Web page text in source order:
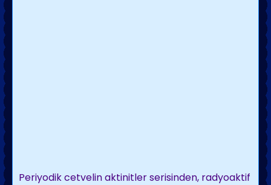
Periyodik cetvelin aktinitler serisinden, radyoaktif